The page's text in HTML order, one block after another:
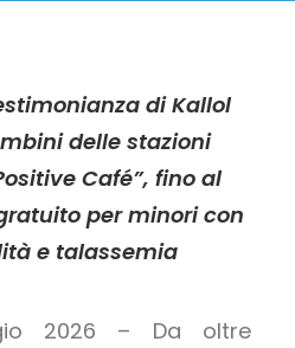
di Kallol
delle stazioni
Café”, fino al
per minori con
e talassemia
2026 – Da oltre